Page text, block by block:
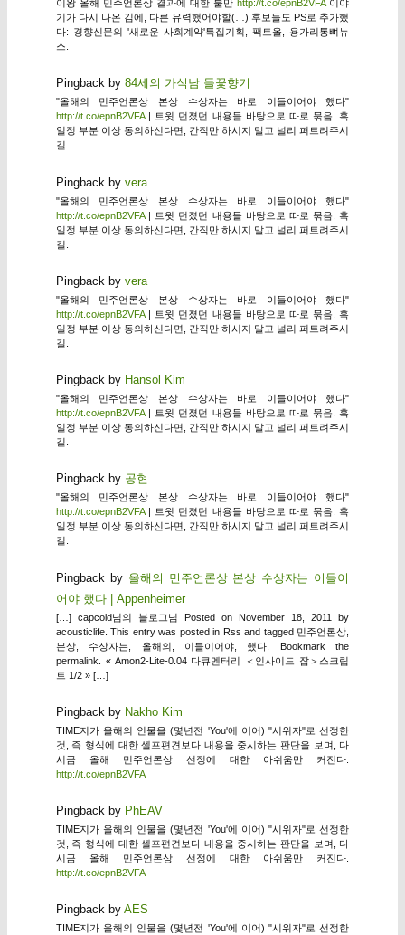
이왕 올해 민주언론상 결과에 대한 불만 http://t.co/epnB2VFA이야
기가 다시 나온 김에, 다른 유력했어야할(…) 후보들도 PS로 추가했
다: 경향신문의 '새로운 사회계약'특집기획, 팩트올, 용가리통뼈뉴
스.
Pingback by 84세의 가식남 들꽃향기
"올해의 민주언론상 본상 수상자는 바로 이들이어야 했다"
http://t.co/epnB2VFA| 트윗 던졌던 내용들 바탕으로 따로 묶음. 혹
일정 부분 이상 동의하신다면, 간직만 하시지 말고 널리 퍼트려주시
길.
Pingback by vera
"올해의 민주언론상 본상 수상자는 바로 이들이어야 했다"
http://t.co/epnB2VFA| 트윗 던졌던 내용들 바탕으로 따로 묶음. 혹
일정 부분 이상 동의하신다면, 간직만 하시지 말고 널리 퍼트려주시
길.
Pingback by vera
"올해의 민주언론상 본상 수상자는 바로 이들이어야 했다"
http://t.co/epnB2VFA| 트윗 던졌던 내용들 바탕으로 따로 묶음. 혹
일정 부분 이상 동의하신다면, 간직만 하시지 말고 널리 퍼트려주시
길.
Pingback by Hansol Kim
"올해의 민주언론상 본상 수상자는 바로 이들이어야 했다"
http://t.co/epnB2VFA| 트윗 던졌던 내용들 바탕으로 따로 묶음. 혹
일정 부분 이상 동의하신다면, 간직만 하시지 말고 널리 퍼트려주시
길.
Pingback by 공현
"올해의 민주언론상 본상 수상자는 바로 이들이어야 했다"
http://t.co/epnB2VFA| 트윗 던졌던 내용들 바탕으로 따로 묶음. 혹
일정 부분 이상 동의하신다면, 간직만 하시지 말고 널리 퍼트려주시
길.
Pingback by 올해의 민주언론상 본상 수상자는 이들이
어야 했다 | Appenheimer
[…] capcold님의 블로그님 Posted on November 18, 2011 by
acousticlife. This entry was posted in Rss and tagged 민주언론상,
본상, 수상자는, 올해의, 이들이어야, 했다. Bookmark the
permalink. « Amon2-Lite-0.04 다큐멘터리 ＜인사이드 잡＞스크립
트 1/2 » […]
Pingback by Nakho Kim
TIME지가 올해의 인물을 (몇년전 'You'에 이어) "시위자"로 선정한
것, 즉 형식에 대한 셀프편견보다 내용을 중시하는 판단을 보며, 다
시금 올해 민주언론상 선정에 대한 아쉬움만 커진다.
http://t.co/epnB2VFA
Pingback by PhEAV
TIME지가 올해의 인물을 (몇년전 'You'에 이어) "시위자"로 선정한
것, 즉 형식에 대한 셀프편견보다 내용을 중시하는 판단을 보며, 다
시금 올해 민주언론상 선정에 대한 아쉬움만 커진다.
http://t.co/epnB2VFA
Pingback by AES
TIME지가 올해의 인물을 (몇년전 'You'에 이어) "시위자"로 선정한